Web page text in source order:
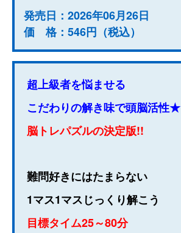
発売日：2026年06月26日
価 格：546円（税込）
超上級者を悩ませる
こだわりの解き味で頭脳活性★
脳トレパズルの決定版!!
難問好きにはたまらない
1マス1マスじっくり解こう
目標タイム25～80分